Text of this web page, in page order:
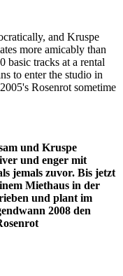
and Kruspe
more amicably than
basic tracks at a rental
to enter the studio in
Rosenrot sometime
und Kruspe
und enger mit
jemals zuvor. Bis jetzt
Miethaus in der
und plant im
2008 den